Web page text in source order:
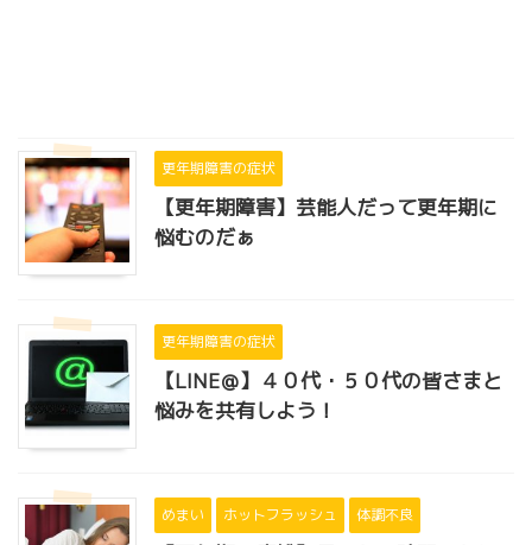
更年期障害の症状
【更年期障害】芸能人だって更年期に
悩むのだぁ
更年期障害の症状
【LINE＠】４０代・５０代の皆さまと
悩みを共有しよう！
めまい ホットフラッシュ 体調不良